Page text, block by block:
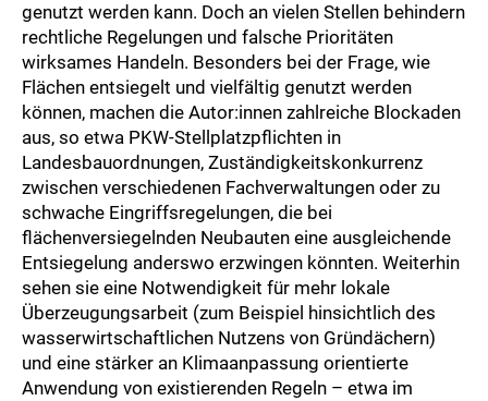
genutzt werden kann. Doch an vielen Stellen behindern
rechtliche Regelungen und falsche Prioritäten
wirksames Handeln. Besonders bei der Frage, wie
Flächen entsiegelt und vielfältig genutzt werden
können, machen die Autor:innen zahlreiche Blockaden
aus, so etwa PKW-Stellplatzpflichten in
Landesbauordnungen, Zuständigkeitskonkurrenz
zwischen verschiedenen Fachverwaltungen oder zu
schwache Eingriffsregelungen, die bei
flächenversiegelnden Neubauten eine ausgleichende
Entsiegelung anderswo erzwingen könnten. Weiterhin
sehen sie eine Notwendigkeit für mehr lokale
Überzeugungsarbeit (zum Beispiel hinsichtlich des
wasserwirtschaftlichen Nutzens von Gründächern)
und eine stärker an Klimaanpassung orientierte
Anwendung von existierenden Regeln – etwa im